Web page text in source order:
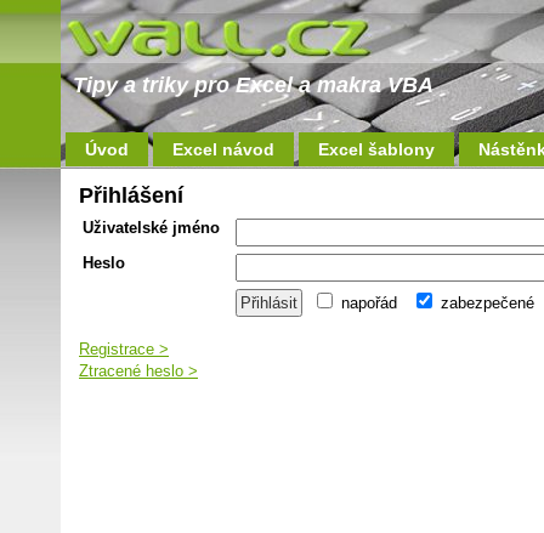
Tipy a triky pro Excel a makra VBA
Úvod Excel návod Excel šablony
Přihlášení
Uživatelské jméno
Heslo
napořád zabezpečené
Registrace >
Ztracené heslo >